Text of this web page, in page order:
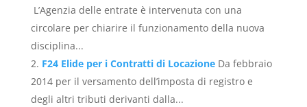
L’Agenzia delle entrate è intervenuta con una
circolare per chiarire il funzionamento della nuova
disciplina...
F24 Elide per i Contratti di Locazione Da febbraio
2014 per il versamento dell’imposta di registro e
degli altri tributi derivanti dalla...